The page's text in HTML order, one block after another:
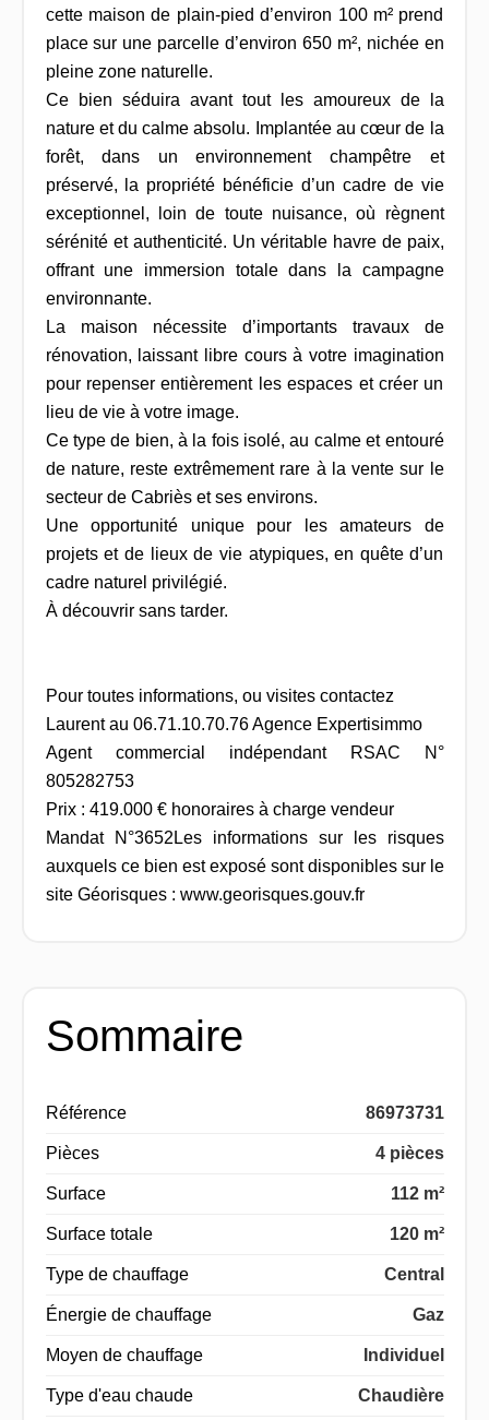
cette maison de plain-pied d’environ 100 m² prend
place sur une parcelle d’environ 650 m², nichée en
pleine zone naturelle.
Ce bien séduira avant tout les amoureux de la
nature et du calme absolu. Implantée au cœur de la
forêt, dans un environnement champêtre et
préservé, la propriété bénéficie d’un cadre de vie
exceptionnel, loin de toute nuisance, où règnent
sérénité et authenticité. Un véritable havre de paix,
offrant une immersion totale dans la campagne
environnante.
La maison nécessite d’importants travaux de
rénovation, laissant libre cours à votre imagination
pour repenser entièrement les espaces et créer un
lieu de vie à votre image.
Ce type de bien, à la fois isolé, au calme et entouré
de nature, reste extrêmement rare à la vente sur le
secteur de Cabriès et ses environs.
Une opportunité unique pour les amateurs de
projets et de lieux de vie atypiques, en quête d’un
cadre naturel privilégié.
À découvrir sans tarder.
Pour toutes informations, ou visites contactez
Laurent au 06.71.10.70.76 Agence Expertisimmo
Agent commercial indépendant RSAC N°
805282753
Prix : 419.000 € honoraires à charge vendeur
Mandat N°3652Les informations sur les risques
auxquels ce bien est exposé sont disponibles sur le
site Géorisques : www.georisques.gouv.fr
Sommaire
Référence 86973731
Pièces 4 pièces
Surface 112 m²
Surface totale 120 m²
Type de chauffage Central
Énergie de chauffage Gaz
Moyen de chauffage Individuel
Type d'eau chaude Chaudière